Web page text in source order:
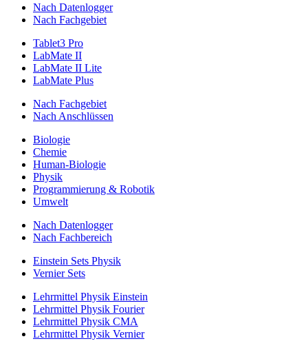
Nach Datenlogger
Nach Fachgebiet
Tablet3 Pro
LabMate II
LabMate II Lite
LabMate Plus
Nach Fachgebiet
Nach Anschlüssen
Biologie
Chemie
Human-Biologie
Physik
Programmierung & Robotik
Umwelt
Nach Datenlogger
Nach Fachbereich
Einstein Sets Physik
Vernier Sets
Lehrmittel Physik Einstein
Lehrmittel Physik Fourier
Lehrmittel Physik CMA
Lehrmittel Physik Vernier